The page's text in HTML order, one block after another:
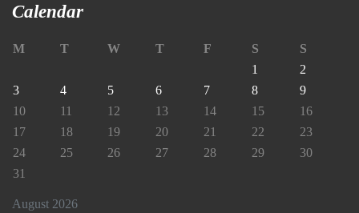
Calendar
August 2026
M T W T F S
S
1
2
3
4 5 6 7 8
9
10
11 12 13 14 15
16
17
18 19 20 21 22
23
24
25 26 27 28 29
30
31